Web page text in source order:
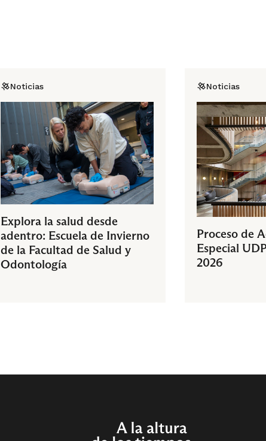
Noticias
Explora la salud desde
adentro: Escuela de Invierno
de la Facultad de Salud y
Odontología
Noticias
Proceso de
Especial
2026